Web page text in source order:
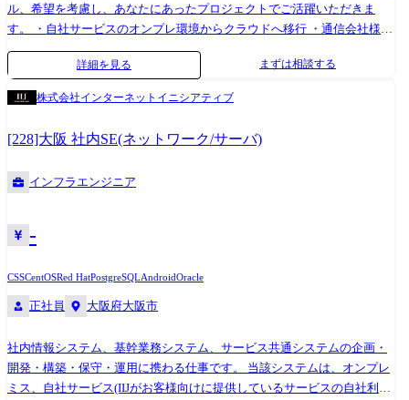
ル、希望を考慮し、あなたにあったプロジェクトでご活躍いただきま
す。 ・自社サービスのオンプレ環境からクラウドへ移行 ・通信会社様向
けのサーバ/NW設計構築 ・金融会社様向けのDBの設計構築～運用 ・外
資系会社様の情シスやテクニカルサポート 【運用だけじゃない!設計・構
築フェーズへの挑戦】 ・要件定義・設計・構築フェーズの案件も多数あ
り ・「運用ばかりでスキル・キャリアに悩んでいる…」そんな心配は不
要! 具体的な案件例 ■大手通信会社の電子マネーサービスのインフラ設計
⇒AWS、Azure、Docker、kubernetes ■自社サービスのオンプレ環境から
クラウドへ移行 ⇒AWS、Azure、VMware、Terraform ■通信会社様向けの
サーバ/NW設計構築 ⇒Cisco、Juniper、RedHat、CentOS、VMware ■金融
Shell Scripting、Ansible ※上記はあくまで一例です。 1日1000件以上の新
規案件情報で『やりたい技術』『希望の体制』が自由に選べる環境です!
詳細を見る まずは相談する
株式会社インターネットイニシアティブ
[228]大阪 社内SE(ネットワーク/サーバ)
インフラエンジニア
-
CSSCentOSRed HatPostgreSQLAndroidOracle
正社員 大阪府大阪市
社内情報システム、基幹業務システム、サービス共通システムの企画・
開発・構築・保守・運用に携わる仕事です。 当該システムは、オンプレ
ミス、自社サービス(IIJがお客様向けに提供しているサービスの自社利